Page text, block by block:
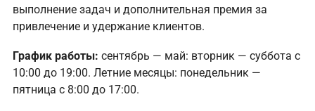
выполнение задач и дополнительная премия за
привлечение и удержание клиентов.
График работы: сентябрь — май: вторник — суббота с
10:00 до 19:00. Летние месяцы: понедельник —
пятница с 8:00 до 17:00.